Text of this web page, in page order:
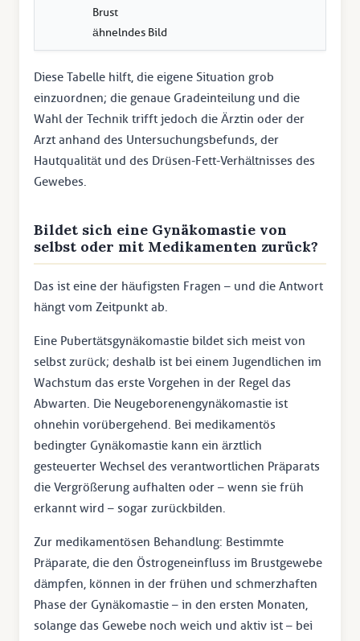
Brust
ähnelndes Bild
Diese Tabelle hilft, die eigene Situation grob
einzuordnen; die genaue Gradeinteilung und die
Wahl der Technik trifft jedoch die Ärztin oder der
Arzt anhand des Untersuchungsbefunds, der
Hautqualität und des Drüsen-Fett-Verhältnisses des
Gewebes.
Bildet sich eine Gynäkomastie von
selbst oder mit Medikamenten zurück?
Das ist eine der häufigsten Fragen – und die Antwort
hängt vom Zeitpunkt ab.
Eine Pubertätsgynäkomastie bildet sich meist von
selbst zurück; deshalb ist bei einem Jugendlichen im
Wachstum das erste Vorgehen in der Regel das
Abwarten. Die Neugeborenengynäkomastie ist
ohnehin vorübergehend. Bei medikamentös
bedingter Gynäkomastie kann ein ärztlich
gesteuerter Wechsel des verantwortlichen Präparats
die Vergrößerung aufhalten oder – wenn sie früh
erkannt wird – sogar zurückbilden.
Zur medikamentösen Behandlung: Bestimmte
Präparate, die den Östrogeneinfluss im Brustgewebe
dämpfen, können in der frühen und schmerzhaften
Phase der Gynäkomastie – in den ersten Monaten,
solange das Gewebe noch weich und aktiv ist – bei